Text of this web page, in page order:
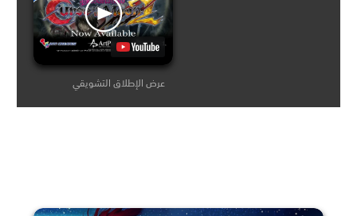
عرض الإطلاق التشويقي